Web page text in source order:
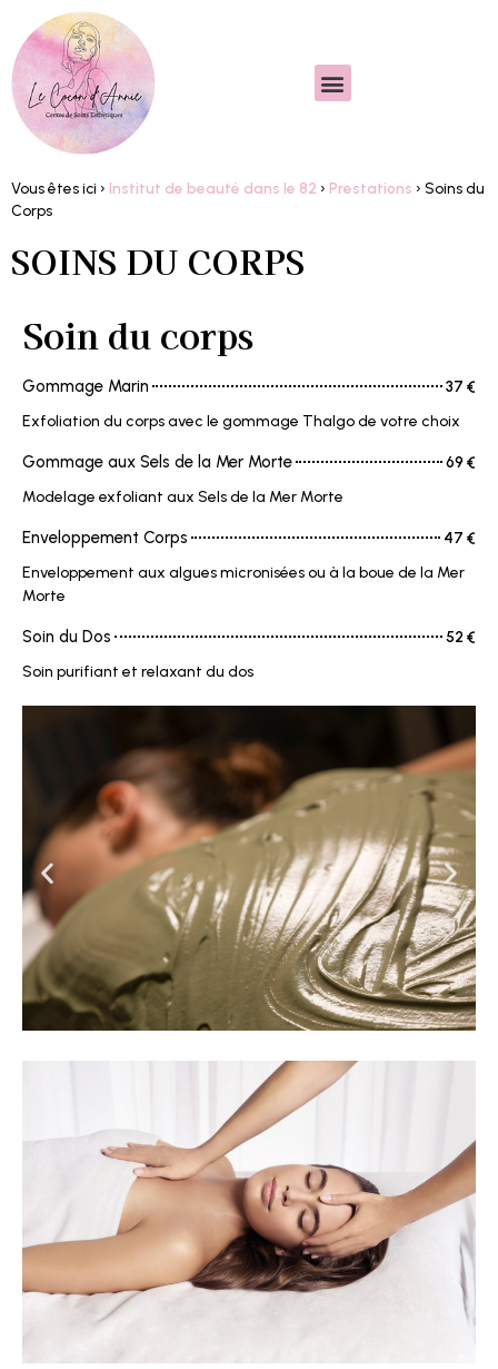
Vous êtes ici › Institut de beauté dans le 82 › Prestations › Soins du
Corps
SOINS DU CORPS
Soin du corps
Gommage Marin
37 €
Exfoliation du corps avec le gommage Thalgo de votre choix
Gommage aux Sels de la Mer Morte
69 €
Modelage exfoliant aux Sels de la Mer Morte
Enveloppement Corps
47 €
Enveloppement aux algues micronisées ou à la boue de la Mer
Morte
Soin du Dos
52 €
Soin purifiant et relaxant du dos